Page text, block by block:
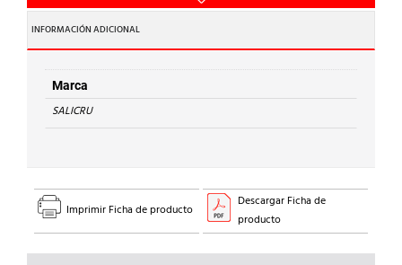
ENCHUFE
6
TOMAS
SPS.SAFE.6
cantidad
INFORMACIÓN ADICIONAL
Marca
SALICRU
Imprimir Ficha de producto
Descargar Ficha de
producto